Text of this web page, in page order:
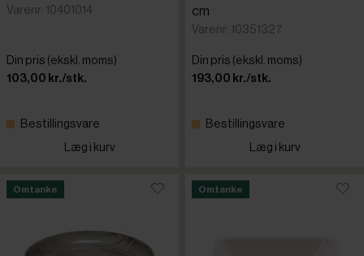
Varenr: 10401014
Din pris (ekskl. moms)
103,00 kr./stk.
Bestillingsvare
Læg i kurv
cm
Varenr: 10351327
Din pris (ekskl. moms)
193,00 kr./stk.
Bestillingsvare
Læg i kurv
Omtanke Omtanke